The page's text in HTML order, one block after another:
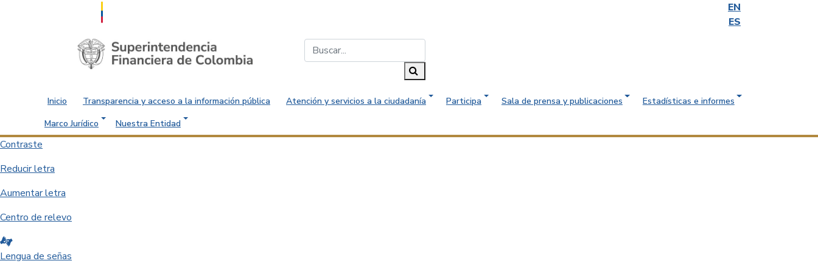
EN
ES
Saltar al contenido principal
Inicio Transparencia y acceso a la información pública Atención y servicios a la ciudadanía Participa Sala de prensa y publicaciones
Estadísticas e informes
Marco Jurídico
Nuestra Entidad
Contraste
Reducir letra
Aumentar letra
Centro de relevo
Lengua de señas